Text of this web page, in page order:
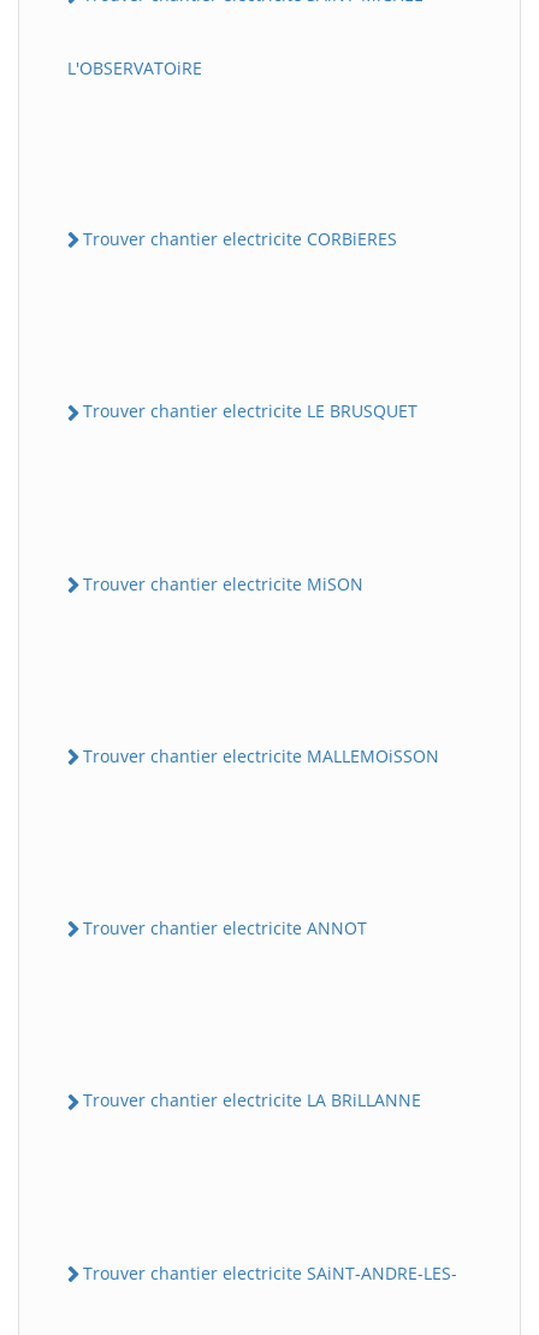
L'OBSERVATOiRE
Trouver chantier electricite CORBiERES
Trouver chantier electricite LE BRUSQUET
Trouver chantier electricite MiSON
Trouver chantier electricite MALLEMOiSSON
Trouver chantier electricite ANNOT
Trouver chantier electricite LA BRiLLANNE
Trouver chantier electricite SAiNT-ANDRE-LES-